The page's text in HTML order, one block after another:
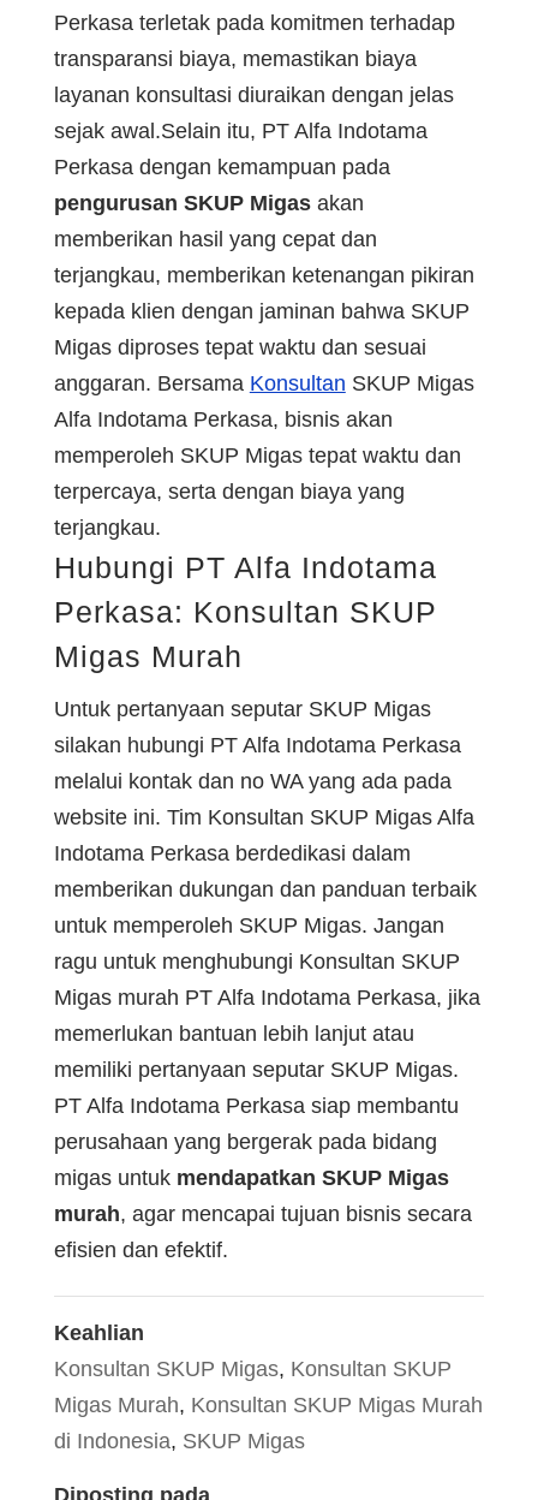
Perkasa terletak pada komitmen terhadap
transparansi biaya, memastikan biaya
layanan konsultasi diuraikan dengan jelas
sejak awal.Selain itu, PT Alfa Indotama
Perkasa dengan kemampuan pada
pengurusan SKUP Migasakan
memberikan hasil yang cepat dan
terjangkau, memberikan ketenangan pikiran
kepada klien dengan jaminan bahwa SKUP
Migas diproses tepat waktu dan sesuai
anggaran. Bersama Konsultan SKUP Migas
Alfa Indotama Perkasa, bisnis akan
memperoleh SKUP Migas tepat waktu dan
terpercaya, serta dengan biaya yang
terjangkau.
Hubungi PT Alfa Indotama
Perkasa: Konsultan SKUP
Migas Murah
Untuk pertanyaan seputar SKUP Migas
silakan hubungi PT Alfa Indotama Perkasa
melalui kontak dan no WA yang ada pada
website ini. Tim Konsultan SKUP Migas Alfa
Indotama Perkasa berdedikasi dalam
memberikan dukungan dan panduan terbaik
untuk memperoleh SKUP Migas. Jangan
ragu untuk menghubungi Konsultan SKUP
Migas murah PT Alfa Indotama Perkasa, jika
memerlukan bantuan lebih lanjut atau
memiliki pertanyaan seputar SKUP Migas.
PT Alfa Indotama Perkasa siap membantu
perusahaan yang bergerak pada bidang
migas untuk mendapatkan SKUP Migas
murah, agar mencapai tujuan bisnis secara
efisien dan efektif.
Keahlian
Konsultan SKUP Migas, Konsultan SKUP
Migas Murah, Konsultan SKUP Migas Murah
di Indonesia, SKUP Migas
Diposting pada